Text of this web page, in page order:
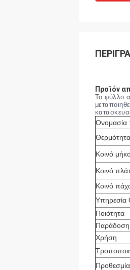
Προϊόν
Το φύλλο
Ονομασία
Θερμότητα
Κοινό
Κοινό
Κοινό
Υπηρεσία
Ποιότητα
Παράδοση
Χρήση